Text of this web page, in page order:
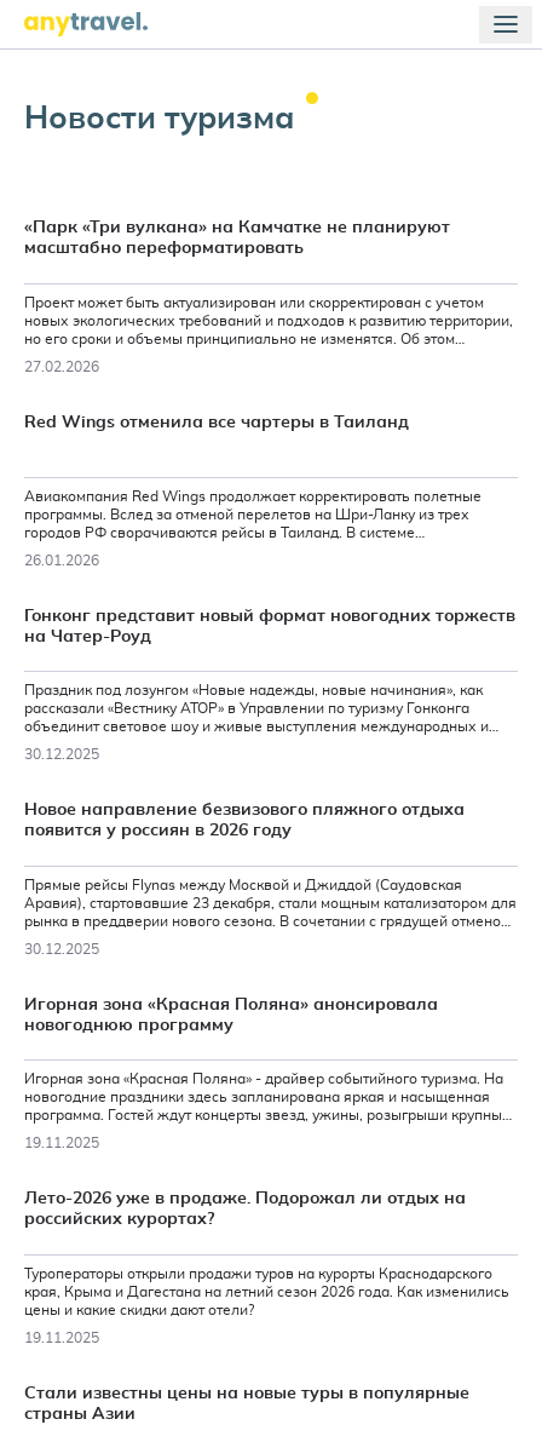
Новости туризма
«Парк «Три вулкана» на Камчатке не планируют
масштабно переформатировать
Проект может быть актуализирован или скорректирован с учетом
новых экологических требований и подходов к развитию территории,
но его сроки и объемы принципиально не изменятся. Об этом
27.02.2026
Red Wings отменила все чартеры в Таиланд
Авиакомпания Red Wings продолжает корректировать полетные
программы. Вслед за отменой перелетов на Шри-Ланку из трех
городов РФ сворачиваются рейсы в Таиланд. В системе
Какие альтернативы предлагают туроператоры?
26.01.2026
Гонконг представит новый формат новогодних торжеств
на Чатер-Роуд
Праздник под лозунгом «Новые надежды, новые начинания», как
рассказали «Вестнику АТОР» в Управлении по туризму Гонконга
объединит световое шоу и живые выступления международных и
30.12.2025
Новое направление безвизового пляжного отдыха
появится у россиян в 2026 году
Прямые рейсы Flynas между Москвой и Джиддой (Саудовская
Аравия), стартовавшие 23 декабря, стали мощным катализатором для
рынка в преддверии нового сезона. В сочетании с грядущей отменой
Красном море. Туроператоры рассказали о ценах на зимне-весенний
30.12.2025
Игорная зона «Красная Поляна» анонсировала
новогоднюю программу
Игорная зона «Красная Поляна» - драйвер событийного туризма. На
новогодние праздники здесь запланирована яркая и насыщенная
программа. Гостей ждут концерты звезд, ужины, розыгрыши крупных
19.11.2025
Лето-2026 уже в продаже. Подорожал ли отдых на
российских курортах?
Туроператоры открыли продажи туров на курорты Краснодарского
края, Крыма и Дагестана на летний сезон 2026 года. Как изменились
цены и какие скидки дают отели?
19.11.2025
Стали известны цены на новые туры в популярные
страны Азии